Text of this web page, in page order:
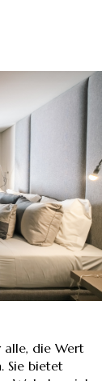
alle, die Wert
Sie bietet